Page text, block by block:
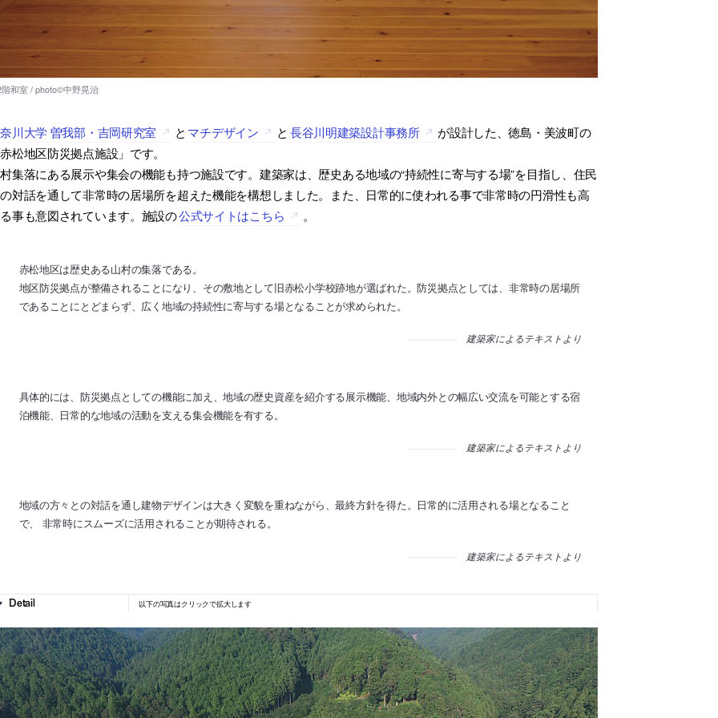
川大学 曽我部・吉岡研究室 と マチデザイン と 長谷川明建築設計事務所
が設計した、徳島・美波町の
松地区防災拠点施設」です。
集落にある展示や集会の機能も持つ施設です。建築家は、歴史ある地域の“持続性に寄与する場”を目指し、住民
対話を通して非常時の居場所を超えた機能を構想しました。また、日常的に使われる事で非常時の円滑性も高
事も意図されています。施設の公式サイトはこちら 。
赤松地区は歴史ある山村の集落である。
地区防災拠点が整備されることになり、その敷地として旧赤松小学校跡地が選ばれた。防災拠点としては、非常時の居場所
であることにとどまらず、広く地域の持続性に寄与する場となることが求められた。
建築家によるテキストより
具体的には、防災拠点としての機能に加え、地域の歴史資産を紹介する展示機能、地域内外との幅広い交流を可能とする宿
泊機能、日常的な地域の活動を支える集会機能を有する。
建築家によるテキストより
地域の方々との対話を通し建物デザインは大きく変貌を重ねながら、最終方針を得た。日常的に活用される場となること
で、 非常時にスムーズに活用されることが期待される。
建築家によるテキストより
以下の写真はクリックで拡大します